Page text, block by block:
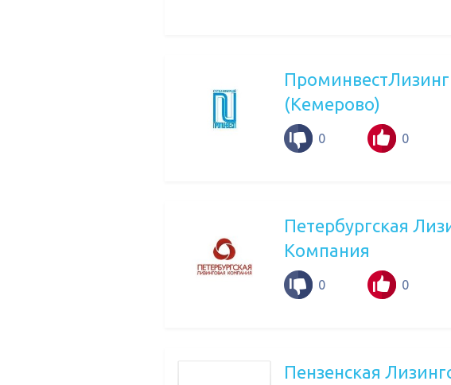
ПроминвестЛизинг
(Кемерово)
0 0
Петербургская
Компания
0 0
Пензенская